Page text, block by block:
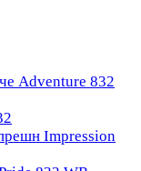
Adventure 832
Impression